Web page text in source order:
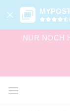
NUR NOCH